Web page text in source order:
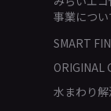
事業につい
SMART
ORIGINAL
水まわり